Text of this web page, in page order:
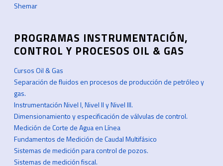
Shemar
PROGRAMAS INSTRUMENTACIÓN,
CONTROL Y PROCESOS OIL & GAS
Cursos Oil & Gas
Separación de fluidos en procesos de producción de petróleo y
gas.
Instrumentación Nivel I, Nivel II y Nivel III.
Dimensionamiento y especificación de válvulas de control.
Medición de Corte de Agua en Línea
Fundamentos de Medición de Caudal Multifásico
Sistemas de medición para control de pozos.
Sistemas de medición fiscal.